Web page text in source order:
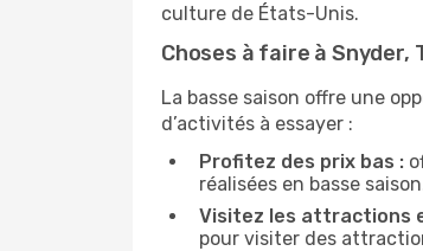
culture de États-Unis.
Choses à faire à Snyder,
La basse saison offre une
d’activités à essayer :
Profitez des prix bas :
réalisées en basse
Visitez les attractions
pour visiter des